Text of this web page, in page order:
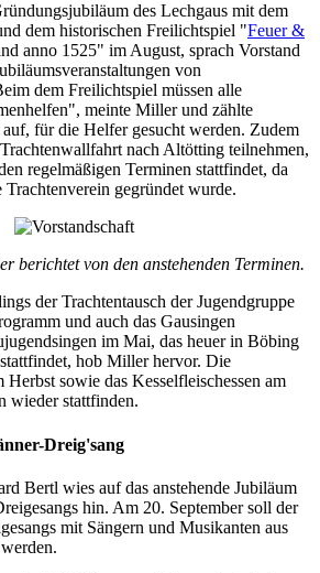
des Lechgaus mit dem
dem historischen Freilichtspiel "Feuer &
anno 1525" im August, sprach Vorstand
von
dem Freilichtspiel müssen alle
meinte Miller und zählte
für die Helfer gesucht werden. Zudem
nach Altötting teilnehmen,
regelmäßigen Terminen stattfindet, da
Trachtenverein gegründet wurde.
berichtet von den anstehenden Terminen.
der Trachtentausch der Jugendgruppe
und auch das Gausingen
im Mai, das heuer in Böbing
hob Miller hervor. Die
sowie das Kesselfleischessen am
wieder stattfinden.
Dreig'sang
Bertl wies auf das anstehende Jubiläum
hin. Am 20. September soll der
mit Sängern und Musikanten aus